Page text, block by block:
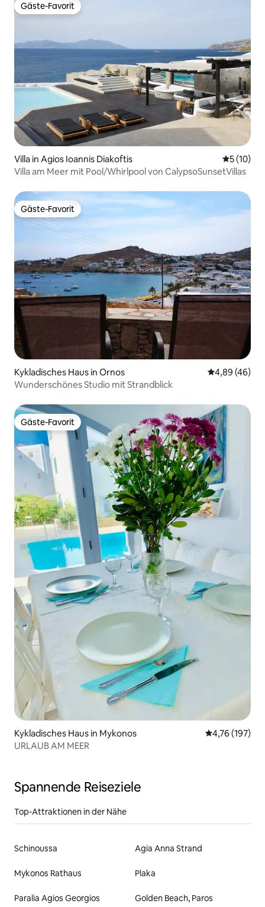
Gäste-Favorit
Gäste-Favorit
Villa in Agios Ioannis Diakoftis
5 (10)
Villa am Meer mit Pool/Whirlpool von CalypsoSunsetVillas
Gäste-Favorit
Gäste-Favorit
Kykladisches Haus in Ornos
4,89 (46)
Wunderschönes Studio mit Strandblick
Gäste-Favorit
Gäste-Favorit
Kykladisches Haus in Mykonos
4,76 (197)
URLAUB AM MEER
Spannende Reiseziele
Top-Attraktionen in der Nähe
Schinoussa Agia Anna Strand
Mykonos Rathaus Plaka
Paralia Agios Georgios Golden Beach, Paros